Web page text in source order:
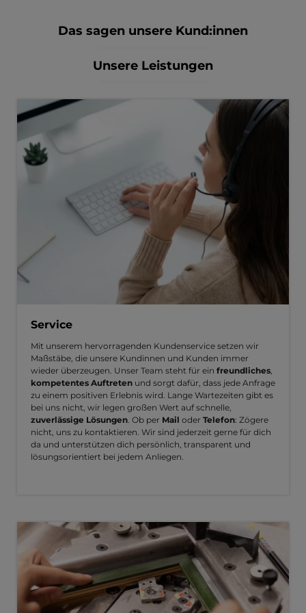
Das sagen unsere Kund:innen
Unsere Leistungen
Service
Mit unserem hervorragenden Kundenservice setzen wir
Maßstäbe, die unsere Kundinnen und Kunden immer
wieder überzeugen. Unser Team steht für ein freundliches
kompetentes Auftreten und sorgt dafür, dass jede Anfrage
zu einem positiven Erlebnis wird. Lange Wartezeiten gibt es
bei uns nicht, wir legen großen Wert auf schnelle,
zuverlässige Lösungen . Ob per Mail oder Telefon: Zögere
nicht, uns zu kontaktieren. Wir sind jederzeit gerne für dich
da und unterstützen dich persönlich, transparent und
lösungsorientiert bei jedem Anliegen.